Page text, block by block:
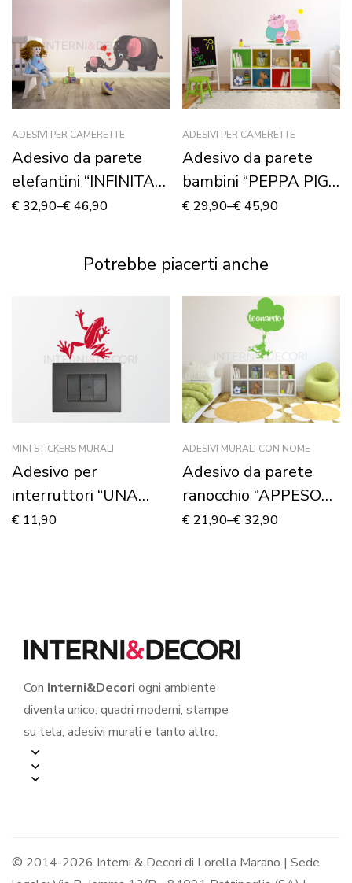
ADESIVI PER CAMERETTE
Adesivo da parete
elefantini “INFINITA
DOLCEZZA” –
€32,90–€46,90
ADESIVI PER CAMERETTE
Adesivo da parete
bambini “PEPPA PIG
FAMILY” – Adesivo
€ 29,90–€45,90
Potrebbe piacerti anche
MINI STICKERS MURALI
Adesivo per
interruttori “UNA
RANA SUL MURO” –
€ 11,90
ADESIVI MURALI CON NOME
Adesivo da parete
ranocchio “APPESO
AI PALLONCINI” –
€ 21,90–€32,90
Con Interni&Decori ogni ambiente
diventa unico: quadri moderni, stampe
su tela, adesivi murali e tanto altro.
© 2014-2026 Interni & Decori di Lorella Marano | Sede